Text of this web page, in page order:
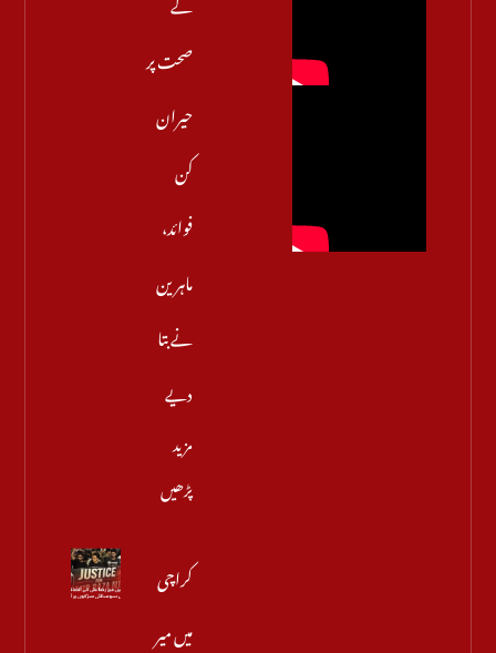
صحت پر
حیران
کن
فوائد،
ماہرین
نے بتا
دیے
مزید
پڑھیں
کراچی
میں میر